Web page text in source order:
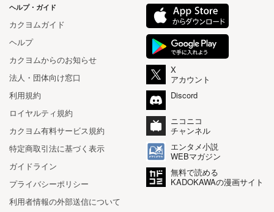
ヘルプ・ガイド
カクヨムガイド
ヘルプ
カクヨムからのお知らせ
法人・団体向け窓口
利用規約
ロイヤルティ規約
カクヨム有料サービス規約
特定商取引法に基づく表示
ガイドライン
プライバシーポリシー
利用者情報の外部送信について
X
アカウント
Discord
ニコニコ
チャンネル
エンタメ小説
WEBマガジン
無料で読める
KADOKAWAの漫画サイト